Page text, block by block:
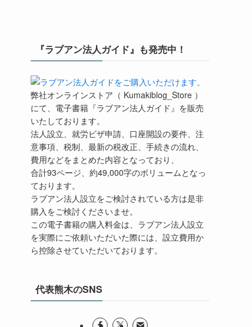
『ラブアン法人ガイド』も発売中！
弊社オンラインストア（ Kumakiblog_Store ）
にて、電子書籍『ラブアン法人ガイド』を販売
いたしております。
法人設立、就労ビザ申請、口座開設の要件、注
意事項、税制、最新の税改正、手続きの流れ、
費用などをまとめた内容となっており、
合計93ページ、約49,000字のボリュームとなっ
ております。
ラブアン法人設立をご検討されている方は是非
購入をご検討くださいませ。
この電子書籍の購入料金は、ラブアン法人設立
を実際にご依頼いただいた際には、設立費用か
ら控除させていただいております。
代表熊木のSNS